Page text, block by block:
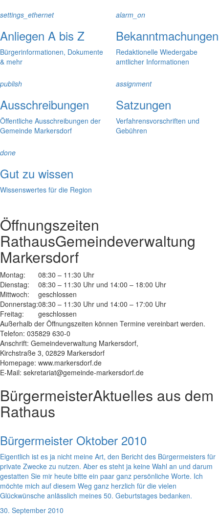
settings_ethernet
Anliegen A bis Z
Bürgerinformationen, Dokumente
& mehr
alarm_on
Bekanntmachungen
Redaktionelle Wiedergabe
amtlicher Informationen
publish
Ausschreibungen
Öffentliche Ausschreibungen der
Gemeinde Markersdorf
assignment
Satzungen
Verfahrensvorschriften und
Gebühren
done
Gut zu wissen
Wissenswertes für die Region
Öffnungszeiten
RathausGemeindeverwaltung
Markersdorf
Montag:
08:30 – 11:30 Uhr
Dienstag:
08:30 – 11:30 Uhr und 14:00 – 18:00 Uhr
Mittwoch:
geschlossen
Donnerstag:08:30 – 11:30 Uhr und 14:00 – 17:00 Uhr
Freitag:
geschlossen
Außerhalb der Öffnungszeiten können Termine vereinbart werden.
Telefon: 035829 630-0
Anschrift: Gemeindeverwaltung Markersdorf,
Kirchstraße 3, 02829 Markersdorf
Homepage: www.markersdorf.de
E-Mail: sekretariat@gemeinde-markersdorf.de
BürgermeisterAktuelles aus dem
Rathaus
Bürgermeister Oktober 2010
Eigentlich ist es ja nicht meine Art, den Bericht des Bürgermeisters für
private Zwecke zu nutzen. Aber es steht ja keine Wahl an und darum
gestatten Sie mir heute bitte ein paar ganz persönliche Worte. Ich
möchte mich auf diesem Weg ganz herzlich für die vielen
Glückwünsche anlässlich meines 50. Geburtstages bedanken.
30. September 2010